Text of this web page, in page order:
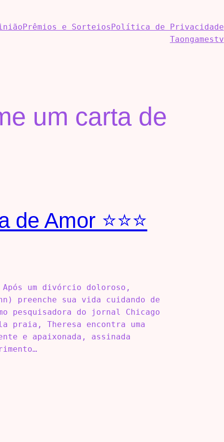
Prêmios e Sorteios Política de Privacidade
Taongamestv
um carta de
Amor ⭐⭐⭐
um divórcio doloroso,
preenche sua vida cuidando de
pesquisadora do jornal Chicago
praia, Theresa encontra uma
e apaixonada, assinada